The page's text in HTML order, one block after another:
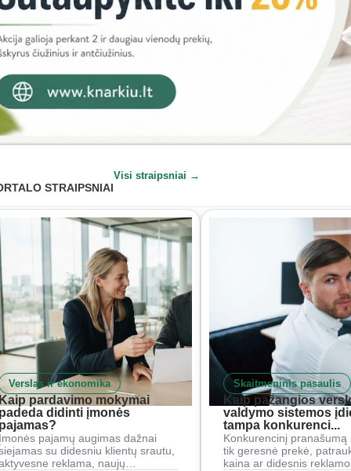
STRAIPSNIAI
Visi straipsniai →
Verslas ir ekonomika
pardavimo mokymai
didinti įmonės
pajamų augimas dažnai
su didesniu klientų srautu,
reklama, naujų…
Skaitmeninis pasaulis
Kaip pažangios
valdymo sistemos
tampa konkurenci...
Konkurencinį pranašumą
tik geresnė prekė,
kaina ar didesnis